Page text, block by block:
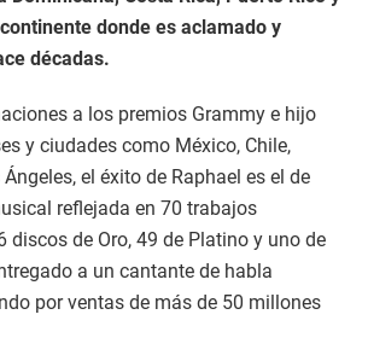
donde es aclamado y
décadas.
a los premios Grammy e hijo
y ciudades como México, Chile,
el éxito de Raphael es el de
reflejada en 70 trabajos
discos de Oro, 49 de Platino y uno de
a un cantante de habla
por ventas de más de 50 millones